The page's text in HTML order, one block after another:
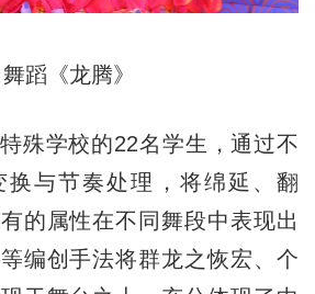
舞蹈《龙腾》
学校的22名学生，通过不
换与节奏处理，将绵延、翻
的属性在不同舞段中表现出
编创手法将群龙之恢宏、个